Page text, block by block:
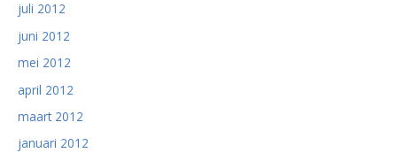
juli 2012
juni 2012
mei 2012
april 2012
maart 2012
januari 2012